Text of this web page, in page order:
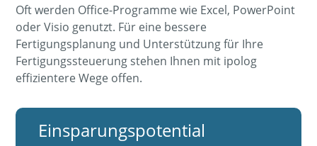
Oft werden Office-Programme wie Excel, PowerPoint
oder Visio genutzt. Für eine bessere
Fertigungsplanung und Unterstützung für Ihre
Fertigungssteuerung stehen Ihnen mit ipolog
effizientere Wege offen.
Einsparungspotential